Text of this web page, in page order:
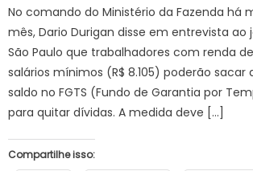
No comando do Ministério da Fazenda há
mês, Dario Durigan disse em entrevista ao
São Paulo que trabalhadores com renda
salários mínimos (R$ 8.105) poderão sacar
saldo no FGTS (Fundo de Garantia por
para quitar dívidas. A medida deve […]
Compartilhe isso: